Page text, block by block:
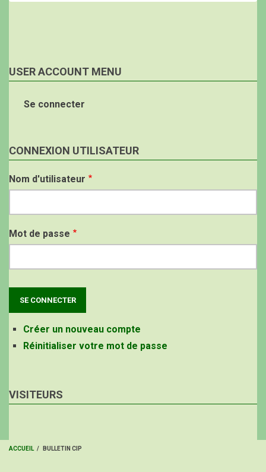
USER ACCOUNT MENU
Se connecter
CONNEXION UTILISATEUR
Nom d'utilisateur
Mot de passe
Créer un nouveau compte
Réinitialiser votre mot de passe
VISITEURS
ACCUEIL / BULLETIN CIP